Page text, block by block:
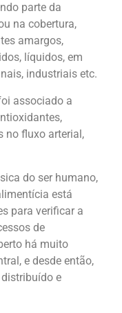
parte da
na cobertura,
amargos,
líquidos, em
industriais etc.
associado a
no fluxo arterial,
do ser humano,
está
para verificar a
de
há muito
e desde então,
e